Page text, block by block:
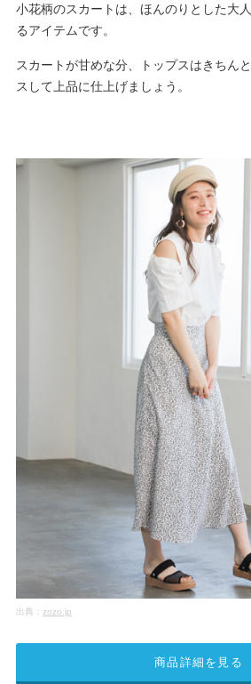
小花柄のスカートは、ほんのりとした大
るアイテムです。
スカートが甘めな分、トップスはきちん
スして上品に仕上げましょう。
出典： zozo.jp
商品詳細を見る